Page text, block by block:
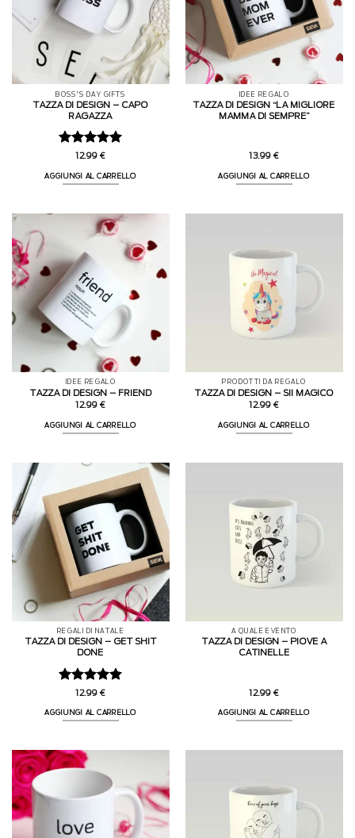
BOSS'S DAY GIFTS
TAZZA DI DESIGN – CAPO
RAGAZZA
Valutato
12.99 €
AGGIUNGI AL CARRELLO
IDEE REGALO
TAZZA DI DESIGN “LA MIGLIORE
MAMMA DI SEMPRE”
13.99 €
AGGIUNGI AL CARRELLO
IDEE REGALO
TAZZA DI DESIGN – FRIEND
12.99 €
AGGIUNGI AL CARRELLO
PRODOTTI DA REGALO
TAZZA DI DESIGN – SII MAGICO
12.99 €
AGGIUNGI AL CARRELLO
REGALI DI NATALE
TAZZA DI DESIGN – GET SHIT
DONE
Valutato
12.99 €
AGGIUNGI AL CARRELLO
A QUALE EVENTO
TAZZA DI DESIGN – PIOVE A
CATINELLE
12.99 €
AGGIUNGI AL CARRELLO